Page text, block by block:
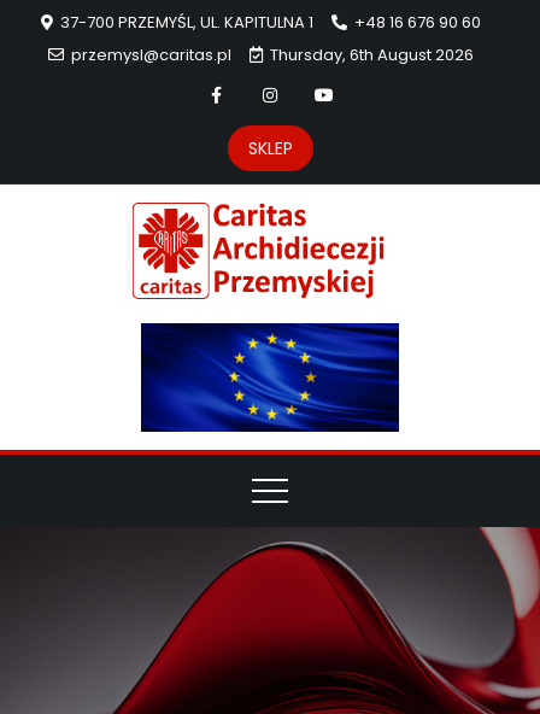
37-700 PRZEMYŚL, UL. KAPITULNA 1
+48 16 676 90 60
przemysl@caritas.pl
Thursday, 6th August 2026
SKLEP